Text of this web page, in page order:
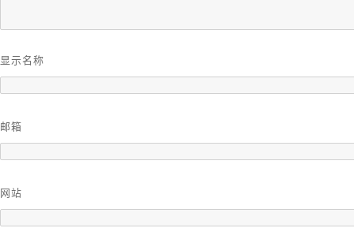
显示名称
邮箱
网站